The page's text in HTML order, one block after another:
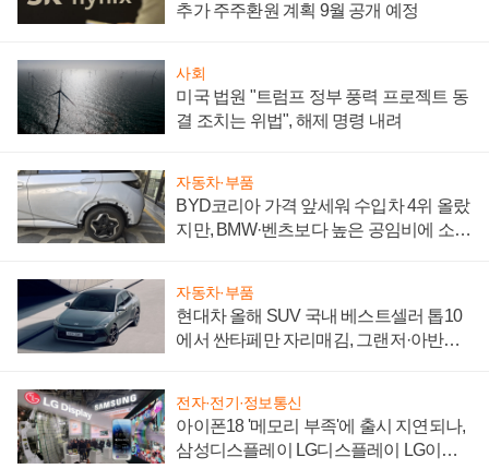
추가 주주환원 계획 9월 공개 예정
사회
미국 법원 "트럼프 정부 풍력 프로젝트 동
결 조치는 위법", 해제 명령 내려
자동차·부품
BYD코리아 가격 앞세워 수입차 4위 올랐
지만, BMW·벤츠보다 높은 공임비에 소비
자동차·부품
현대차 올해 SUV 국내 베스트셀러 톱10
에서 싼타페만 자리매김, 그랜저·아반떼
전자·전기·정보통신
아이폰18 '메모리 부족'에 출시 지연되나,
삼성디스플레이 LG디스플레이 LG이노